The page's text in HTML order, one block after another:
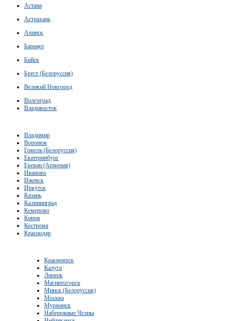
Астана
Астрахань
Ачинск
Барнаул
Бийск
Брест (Белоруссия)
Великий Новгород
Волгоград
Владивосток
Владимир
Воронеж
Гомель (Белоруссия)
Екатеринбург
Ереван (Армения)
Иваново
Ижевск
Иркутск
Казань
Калининград
Кемерово
Киров
Кострома
Краснодар
Красноярск
Калуга
Липецк
Магнитогорск
Минск (Белоруссия)
Москва
Мурманск
Набережные Челны